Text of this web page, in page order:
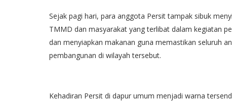
Sejak pagi hari, para anggota Persit tampak sibuk
TMMD dan masyarakat yang terlibat dalam kegiatan
dan menyiapkan makanan guna memastikan seluruh
pembangunan di wilayah tersebut.
Kehadiran Persit di dapur umum menjadi warna